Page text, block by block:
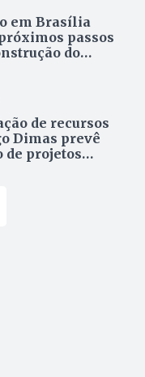
em Brasília
passos
do
de recursos
Dimas prevê
de projetos